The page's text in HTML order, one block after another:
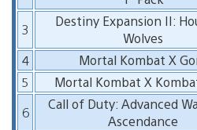
3
Destiny Expansion II:
Wolves
4
Mortal Kombat X
5
Mortal Kombat X
6
Call of Duty: Advanced
Ascendance